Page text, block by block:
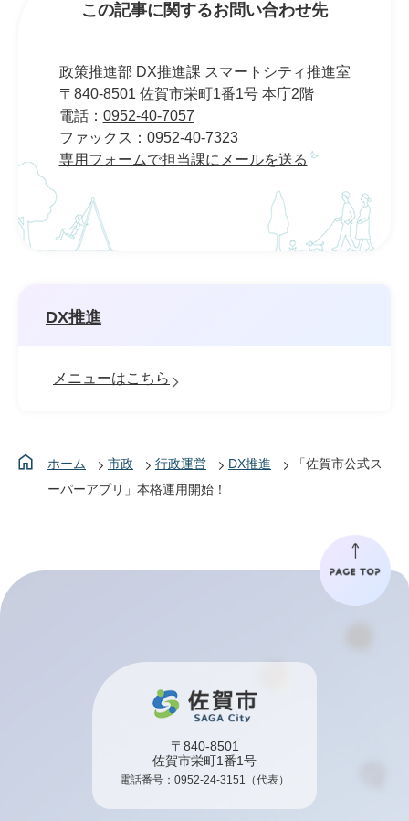
この記事に関するお問い合わせ先
政策推進部 DX推進課 スマートシティ推進室
〒840-8501 佐賀市栄町1番1号 本庁2階
電話： 0952-40-7057
ファックス： 0952-40-7323
専用フォームで担当課にメールを送る
DX推進
メニューはこちら
ホーム 市政 行政運営 DX推進
「佐賀市公式ス
ーパーアプリ」本格運用開始！
〒840-8501
佐賀市栄町1番1号
電話番号： 0952-24-3151 （代表）